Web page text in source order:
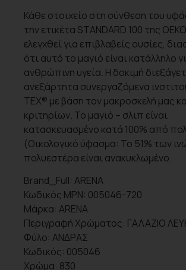
Κάθε στοιχείο στη σύνθεση του
την ετικέτα STANDARD 100 της
ελεγχθεί για επιβλαβείς ουσίες,
ότι αυτό το μαγιό είναι κατάλληλο
ανθρώπινη υγεία. Η δοκιμή
ανεξάρτητα συνεργαζόμενα
TEX® με βάση τον μακροσκελή μας
κριτηρίων. Το μαγιό – σλιπ είναι
κατασκευασμένο κατά 100% από
(Οικολογικό ύφασμα: Το 51% των
πολυεστέρα είναι ανακυκλωμένο.
Brand_Full: ARENA
Κωδικός MPN: 005046-720
Μάρκα: ARENA
Περιγραφή Χρώματος: ΓΑΛΑΖΙΟ
Φύλο: ΑΝΔΡΑΣ
Κωδικός: 005046
Χρώμα: 830